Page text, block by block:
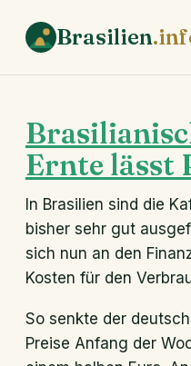
Brasilien
Ernte lässt
In Brasilien sind die
bisher sehr gut
sich nun an den
Kosten für den
So senkte der
Preise Anfang der